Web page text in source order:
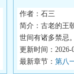
作者：石三
简介：古老的王
世间有诸多禁忌
历，...
更新时间：2026-
最新章节： 第八